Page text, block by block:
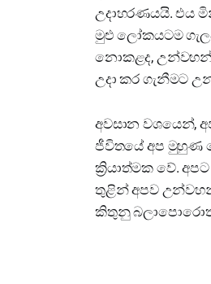
උදාහරණයයි. එය
මුළු ලෝකයටම
නොකළද,
උදා කර ගැනීමට
අවසාන වශයෙන්,
ජීවිතයේ අප මුහුණ
ක්‍රියාත්මක වේ.
තුළින් අපව
කිතුනු